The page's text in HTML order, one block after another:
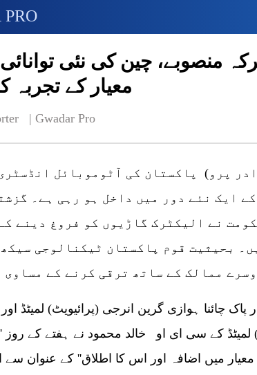
PRO
منصوبے، چین کی نئی
معیار کے تجربہ
| Gwadar Pro
پرو) پاکستان کی آٹوموبائل
ایک نئے دور میں داخل ہو رہی ہے۔
نے الیکٹرک گاڑیوں کو فروغ دینے
بحیثیت قوم پاکستان ٹیکنالوجی سیکھ
ممالک کے ساتھ ترقی کرنے کے مساوی
لمیٹڈ کے سی ای او خالد محمود نے ہفتے کے
معیار میں اضافہ اور اس کا اطلاق'' کے عنوان سے